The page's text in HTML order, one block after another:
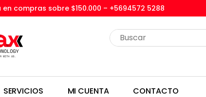
compras sobre $150.000 – +5694572 5288
SERVICIOS MI CUENTA CONTACTO